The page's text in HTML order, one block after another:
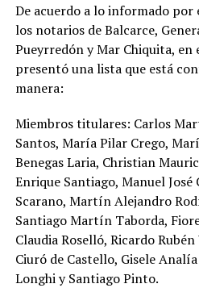
De acuerdo a lo informado por
los notarios de Balcarce,
Pueyrredón y Mar Chiquita, en
presentó una lista que está
manera:
Miembros titulares: Carlos
Santos, María Pilar Crego,
Benegas Laria, Christian
Enrique Santiago, Manuel
Scarano, Martín Alejandro
Santiago Martín Taborda,
Claudia Roselló, Ricardo
Ciuró de Castello, Gisele
Longhi y Santiago Pinto.